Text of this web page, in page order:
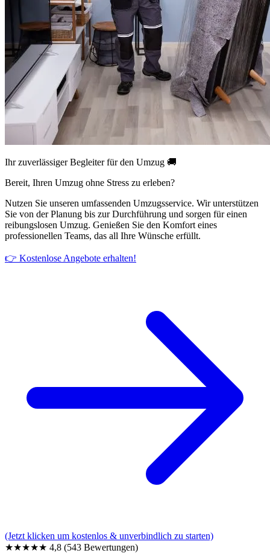
Ihr zuverlässiger Begleiter für den Umzug 🚚
Bereit, Ihren Umzug ohne Stress zu erleben?
Nutzen Sie unseren umfassenden Umzugsservice. Wir unterstützen
Sie von der Planung bis zur Durchführung und sorgen für einen
reibungslosen Umzug. Genießen Sie den Komfort eines
professionellen Teams, das all Ihre Wünsche erfüllt.
👉 Kostenlose Angebote erhalten!
(Jetzt klicken um kostenlos & unverbindlich zu starten)
★★★★★ 4,8 (543 Bewertungen)